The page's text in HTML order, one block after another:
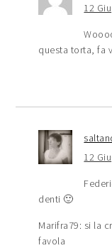
12
questa torta, fa
12
denti 🙂
Marifra79: si la
favola